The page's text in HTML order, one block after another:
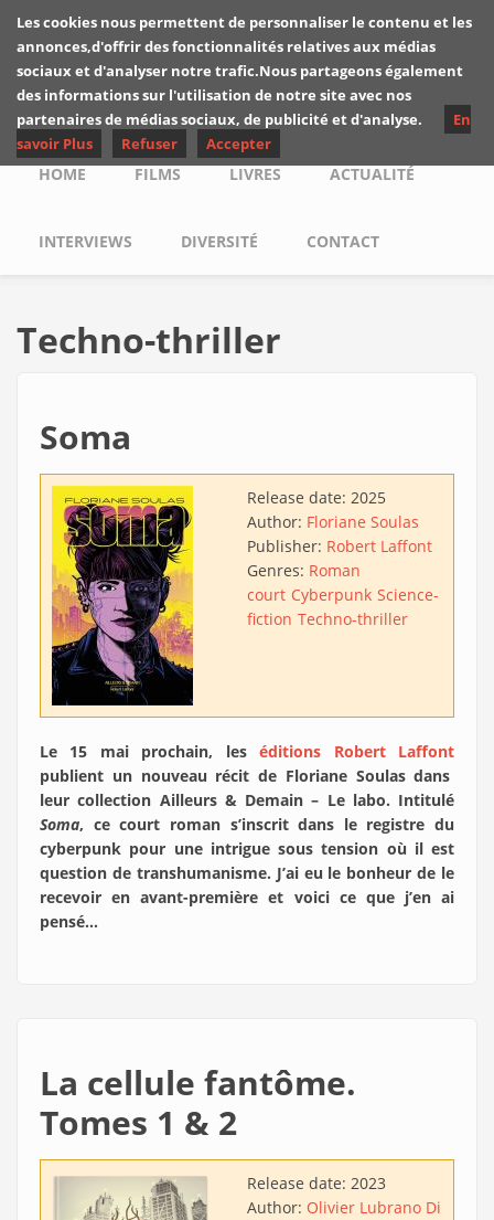
Skip to main content
Les critiques de
Yuyine
Main menu
HOME FILMS LIVRES ACTUALITÉ
INTERVIEWS DIVERSITÉ CONTACT
Techno-thriller
Soma
Release date: 2025
Author: Floriane Soulas
Publisher: Robert Laffont
Genres: Roman
court Cyberpunk Science-
fiction Techno-thriller
Le 15 mai prochain, leséditions Robert Laffont
publient un nouveau récit de Floriane Soulas dans
leur collection Ailleurs & Demain – Le labo. Intitulé
Soma, ce court roman s’inscrit dans le registre du
cyberpunk pour une intrigue sous tension où il est
question de transhumanisme. J’ai eu le bonheur de le
recevoir en avant-première et voici ce que j’en ai
pensé…
La cellule fantôme.
Tomes 1 & 2
Release date: 2023
Author: Olivier Lubrano Di
Les cookies nous permettent de personnaliser le contenu et les
annonces,d'offrir des fonctionnalités relatives aux médias
sociaux et d'analyser notre trafic.Nous partageons également
des informations sur l'utilisation de notre site avec nos
partenaires de médias sociaux, de publicité et d'analyse.
En
savoir Plus
Refuser Accepter